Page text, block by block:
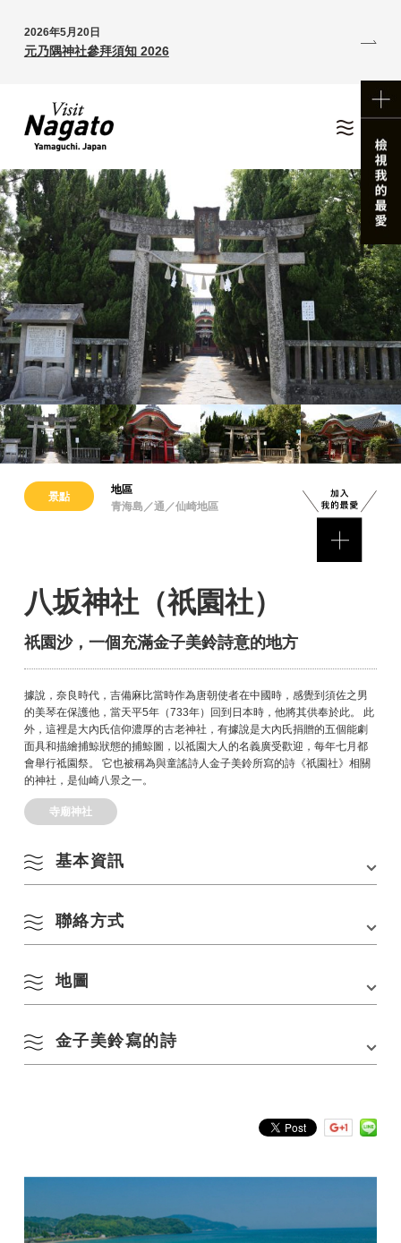
2026年5月20日
元乃隅神社參拜須知 2026
景點
地區
青海島／通／仙崎地區
八坂神社（祇園社）
祇園沙，一個充滿金子美鈴詩意的地方
據說，奈良時代，吉備麻比當時作為唐朝使者在中國時，感覺到須佐之男
的美琴在保護他，當天平5年（733年）回到日本時，他將其供奉於此。 此
外，這裡是大內氏信仰濃厚的古老神社，有據說是大內氏捐贈的五個能劇
面具和描繪捕鯨狀態的捕鯨圖，以祗園大人的名義廣受歡迎，每年七月都
會舉行祗園祭。 它也被稱為與童謠詩人金子美鈴所寫的詩《祇園社》相關
的神社，是仙崎八景之一。
寺廟神社
基本資訊
地址
交通方式
・從JR山陰本線長俊站搭乘巴士約2分鐘，在八坂
・從中國高速公路美祢IC出發約45分鐘
聯絡方式
電話：0837-26-1256（八坂神社）
地圖
金子美鈴寫的詩
煤氣燈，
現在在碎冰店裡，
流利地